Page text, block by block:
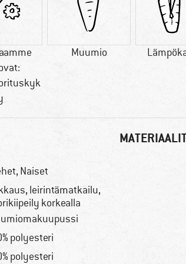
Muumio
Naiset
leirintämatkailu,
korkealla
polyesteri
polyesteri